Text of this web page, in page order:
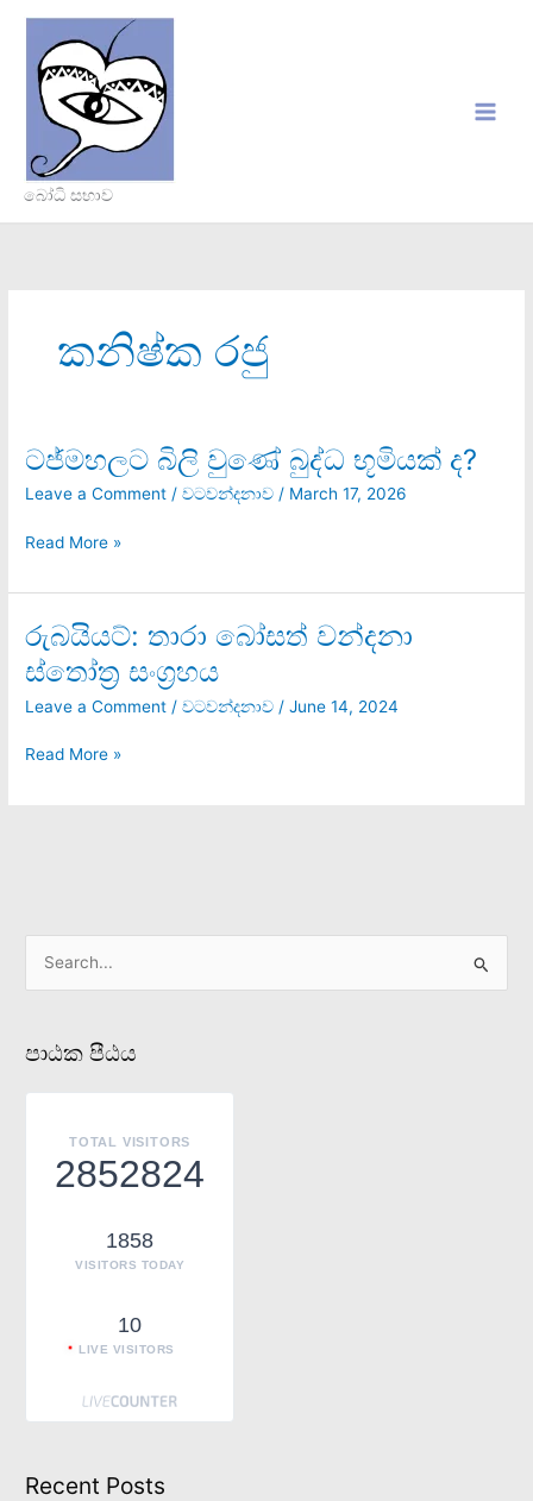
content
බෝධි සභාව
කනිෂ්ක රජු
ටජ්මහලට බිලි වුණේ බුද්ධ භූමියක් ද?
Leave a Comment /වටවන්දනාව / March 17, 2026
ටජ්මහලට
වුණේ
භූමියක්
Read More »
රුබයියට්: තාරා බෝසත් වන්දනා
ස්තෝත්‍ර සංග්‍රහය
Leave a Comment /වටවන්දනාව /June 14, 2024
රුබයියට්:
තාරා
බෝසත්
වන්දනා
සංග්‍රහය
Read More »
r
c
පාඨක පීඨය
TOTAL VISITORS
2852824
1858
VISITORS TODAY
10
LIVE VISITORS
Recent Posts